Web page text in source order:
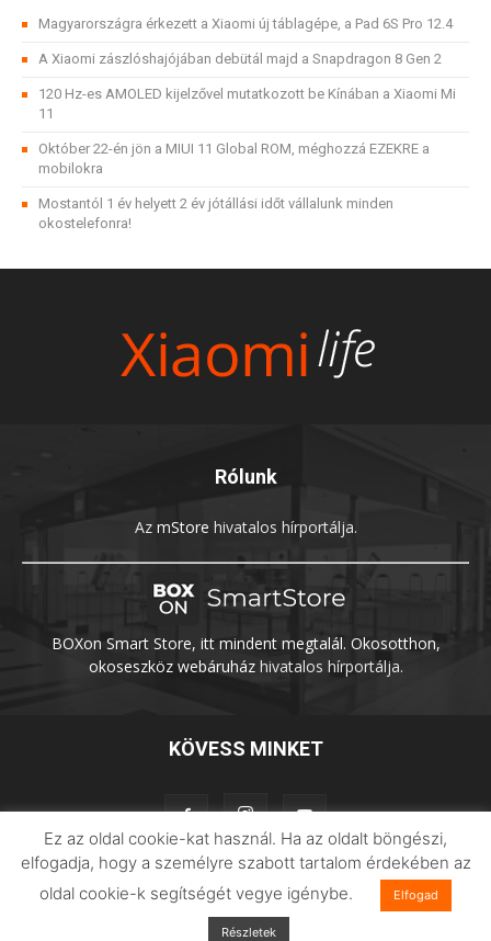
Magyarországra érkezett a Xiaomi új táblagépe, a Pad 6S Pro 12.4
A Xiaomi zászlóshajójában debütál majd a Snapdragon 8 Gen 2
120 Hz-es AMOLED kijelzővel mutatkozott be Kínában a Xiaomi Mi
11
Október 22-én jön a MIUI 11 Global ROM, méghozzá EZEKRE a
mobilokra
Mostantól 1 év helyett 2 év jótállási időt vállalunk minden
okostelefonra!
Rólunk
Az mStore hivatalos hírportálja.
BOXon Smart Store, itt mindent megtalál. Okosotthon,
okoseszköz webáruházhivatalos hírportálja.
KÖVESS MINKET
Adatvédelem Impresszum Imilab
© 2026 Xiaomilife | Minden jog fenntartva.
Ez az oldal cookie-kat használ. Ha az oldalt böngészi,
elfogadja, hogy a személyre szabott tartalom érdekében az
oldal cookie-k segítségét vegye igénybe.
Elfogad
Részletek